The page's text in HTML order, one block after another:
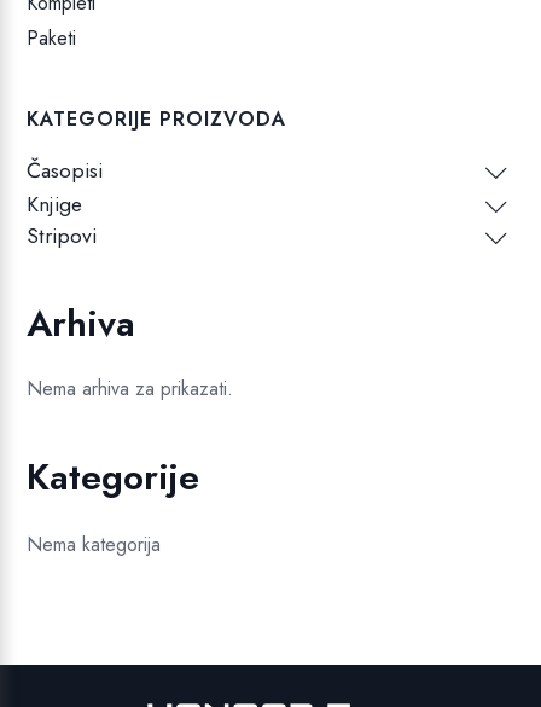
Paketi
KATEGORIJE PROIZVODA
Časopisi
Knjige
Stripovi
Arhiva
Nema arhiva za prikazati.
Kategorije
Nema kategorija